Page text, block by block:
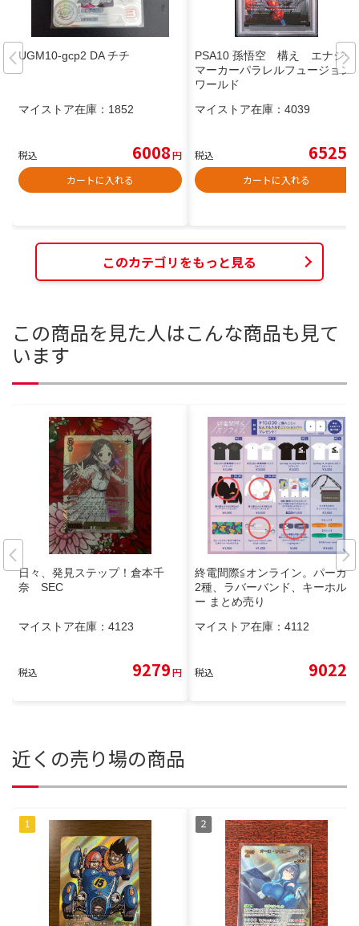
UGM10-gcp2 DA チチ
マイストア在庫： 1852
税込 6008円
カートに入れる
PSA10 孫悟空 構え エナジー
マーカーパラレルフュージョン
ワールド
マイストア在庫： 4039
税込 6525
カートに入れる
このカテゴリをもっと見る
この商品を見た人はこんな商品も見て
います
日々、発見ステップ！倉本千
奈 SEC
マイストア在庫： 4123
税込 9279円
終電間際≦オンライン。パーカー
2種、ラバーバンド、キーホルダ
ー まとめ売り
マイストア在庫： 4112
税込 9022
近くの売り場の商品